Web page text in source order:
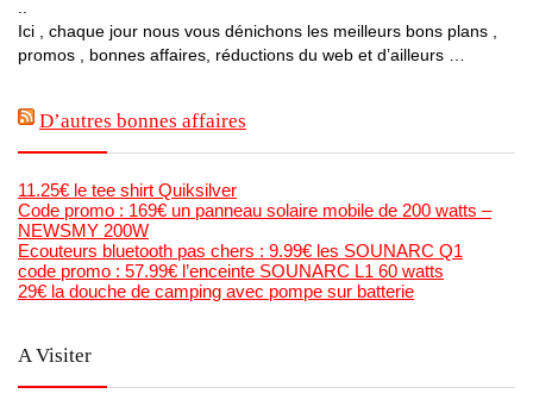
Ici , chaque jour nous vous dénichons les meilleurs bons plans ,
promos , bonnes affaires, réductions du web et d’ailleurs …
D’autres bonnes affaires
11.25€ le tee shirt Quiksilver
Code promo : 169€ un panneau solaire mobile de 200 watts –
NEWSMY 200W
Ecouteurs bluetooth pas chers : 9.99€ les SOUNARC Q1
code promo : 57.99€ l’enceinte SOUNARC L1 60 watts
29€ la douche de camping avec pompe sur batterie
A Visiter